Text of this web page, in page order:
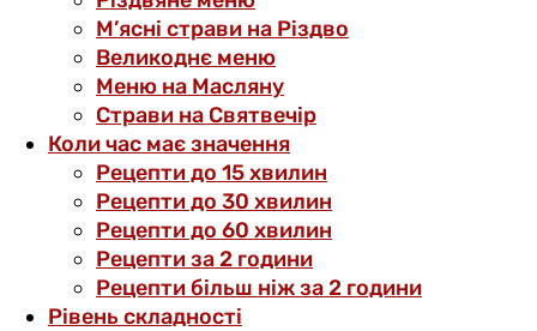
М’ясні страви на Різдво
Великоднє меню
Меню на Масляну
Страви на Святвечір
Коли час має значення
Рецепти до 15 хвилин
Рецепти до 30 хвилин
Рецепти до 60 хвилин
Рецепти за 2 години
Рецепти більш ніж за 2 години
Рівень складності